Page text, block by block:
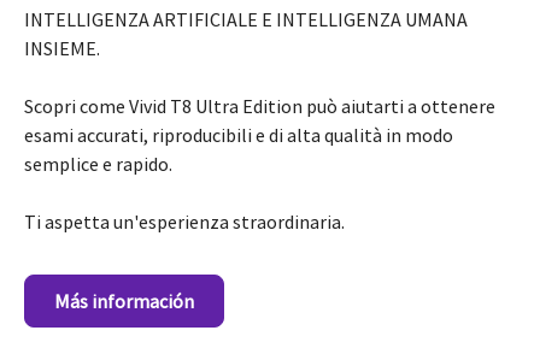
INTELLIGENZA ARTIFICIALE E INTELLIGENZA UMANA
INSIEME.
Scopri come Vivid T8 Ultra Edition può aiutarti a ottenere
esami accurati, riproducibili e di alta qualità in modo
semplice e rapido.
Ti aspetta un'esperienza straordinaria.
Más información